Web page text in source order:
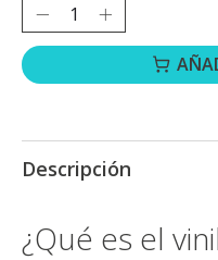
Cantidad:
Descripción
¿Qué es el